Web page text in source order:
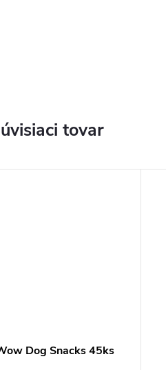
tovar
Dog Snacks 45ks